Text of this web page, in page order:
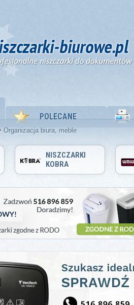
POLECANE
NISZCZARKI
KOBRA
Organizacja biura, meble